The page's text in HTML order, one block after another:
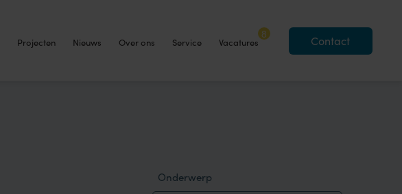
Projecten Nieuws Over ons Service Vacatures
8
Contact
Onderwerp